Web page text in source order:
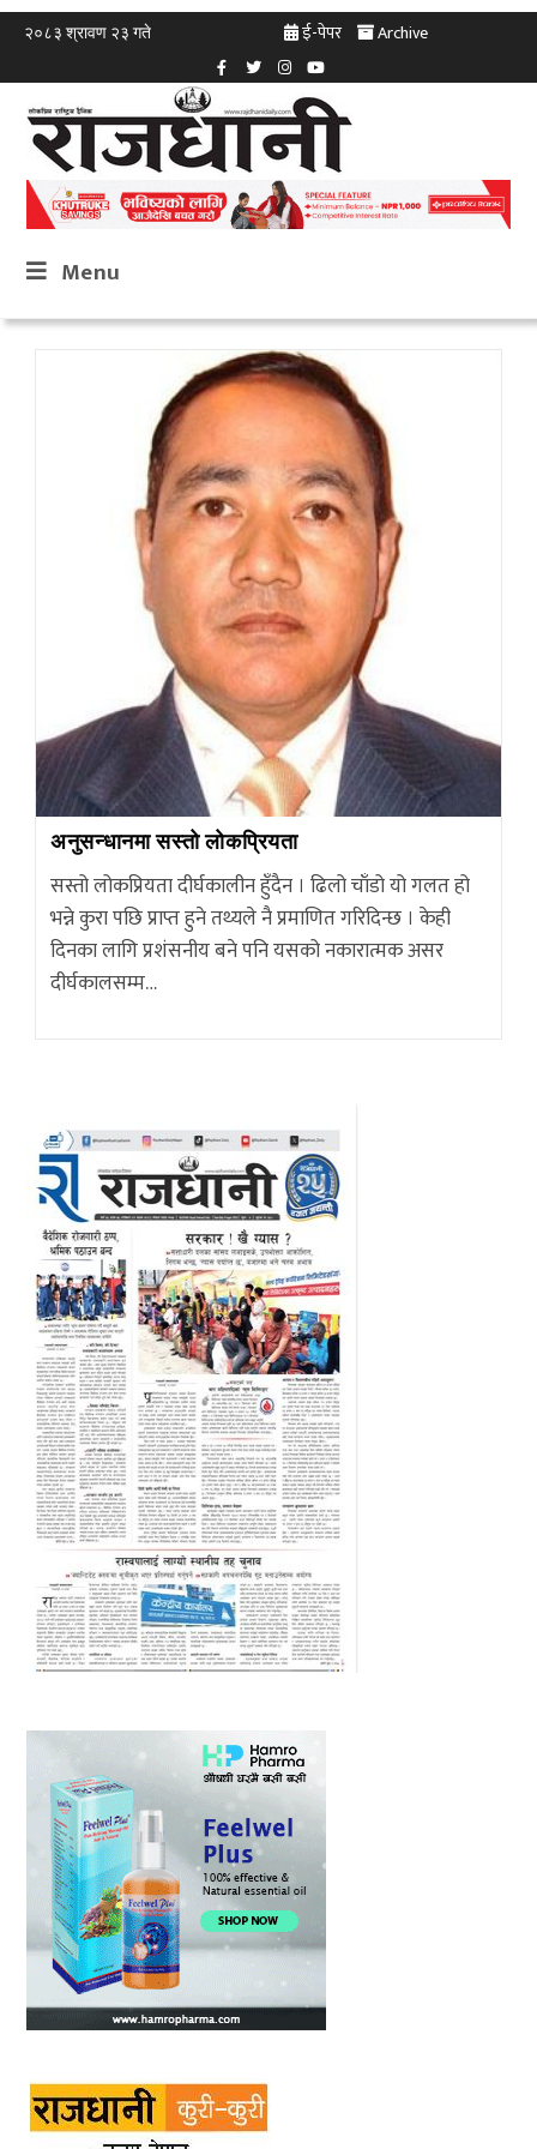
२०८३ श्रावण २३ गते ई-पेपर Archive
Menu
अनुसन्धानमा सस्तो लोकप्रियता
सस्तो लोकप्रियता दीर्घकालीन हुँदैन । ढिलो चाँडो यो गलत हो
भन्ने कुरा पछि प्राप्त हुने तथ्यले नै प्रमाणित गरिदिन्छ । केही
दिनका लागि प्रशंसनीय बने पनि यसको नकारात्मक असर
दीर्घकालसम्म…